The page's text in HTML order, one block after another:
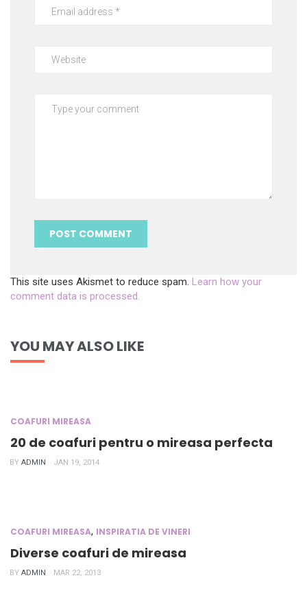
This site uses Akismet to reduce spam. Learn how your
comment data is processed.
YOU MAY ALSO LIKE
COAFURI MIREASA
20 de coafuri pentru o mireasa perfecta
BY ADMIN JAN 19, 2014
COAFURI MIREASA, INSPIRATIA DE VINERI
Diverse coafuri de mireasa
BY ADMIN MAR 22, 2013